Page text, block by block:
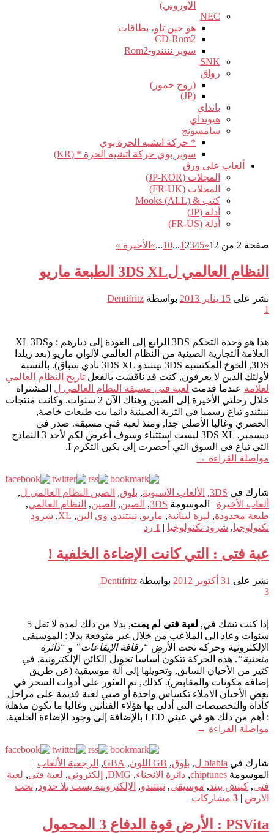
الأوروبي)
NEC
هو جين تاو، بطاقات
CD-Rom2
سوبر ننتندو-Rom2
SNK
رواق
(روج خمور)
(JP)
بانداي
هيونداي
سامسونج
* حركة اتشيه الحرة بوي
سوبر بوي حركة اتشيه الحرة * (KR)
ألعاب على ورق
المجلات (JP-KOR)
المجلات (FR-UK)
كتب & Mooks (ALL)
أدلة (JP)
أدلة (FR-US)
صفحة 2 من 12 «
1 2345
...
10
...
» الأخيرة »
النظام العالمي ل3DS XL الطبعة ماريو
نشر على 15 يناير 2013 بواسطة Dentifritz
1
هذا هو وحدة التحكم 3DS الرابع إلى العودة إلى ديارهم : وXL 3DS
العلامة التجارية الصينية من النظام العالمي لألوان ماريو (بعد زيلدا
3DS, الخوخ المكتسبة 3DS نينتندو 3DS XL نادي سباق). بالنسبة
لأولئك الذين لا يعرفون, كنت قد ناقشت بالفعل تاريخ النظام العالمي
لعلامة عندما قدمت لعبة فتى مسبقة النظام العالمي ل المشتراة
خلال رحلتي الأخيرة إلى الصين وهناك الآن 2 سنوات. وكانت منتجات
نينتندو تباع رسميا في التربة الصينية دائما بت طبعات خاصة,
الحصري وغالبا الأصلي جدا, ومنذ لعبة فتى مسبقة. صدر في
ديسمبر, 3DS XL ليست استثناء وسوف أعرض لكم لأحد 3 النماذج
التي تباع في السوق التي أحضرت إلى بكين التكرم I.
مواصلة القراءة →
شارك في 3DS
, الألعاب الآسيوية, بلوق, الصين النظام العالمي ل,
ألعاب الأخيرة | الموسومة 3DS
, الصين, الصين, النظام العالمي,
طبعة محدودة, ليرة لبنانية, ماريو, نينتندو, وي الين,
XL
, شرود
تكنولوجيا, شرود تكنولوجيا |
1 رد
عبة فتى : التي كانت الإضاءة الخلفية !
نشر على 31 أكتوبر 2012 بواسطة Dentifritz
3
إذا كنت تشك في, لعبة فتى لم يمت
, بدلا من ذلك لمدة لا تقل 5
سنوات وعاد الى الملاعب من خلال غير متوقعة بدلا : الموسيقى
الإلكترونية وحركة تحت الأرض “رقاقة الإيقاعات” و “دائرة
منحنية”. هذه الحركة تتكون أساسا تحويل الكائن الإلكترونية, في
كثير من الأحيان السابق, وتحويلها إلى آلة موسيقية (عن طريق
إضافة مكونات والمقابض). كذلك, تم العثور على أدوات السحر في
بعض الأحيان الاملاء تكساس واحدة أو صبي لعبة قديمة على مراحل
كأداة والتخصيصات التي أدلى بها هؤلاء الفنانين وغالبا ما تكون مذهلة
: أهم من ذلك هو في عيني LED بالإضافة إلى وجود الإضاءة الخلفية.
مواصلة القراءة →
شارك في blabla ل , بلوق, GB اللون ,
GBA
, الرجعية الألعاب |
الموسومة chiptunes
, دائرة الانحناء,
DMG
, إلكتروني, لعبة فتى, لعبة
فتى, كيتش بيند, موسيقى, نينتندو, الإلكترونية يست بلا حدود, تحت
الارض |
3 مشاركات
PSVita : الأرض قوة الدفاع 3 المحمول